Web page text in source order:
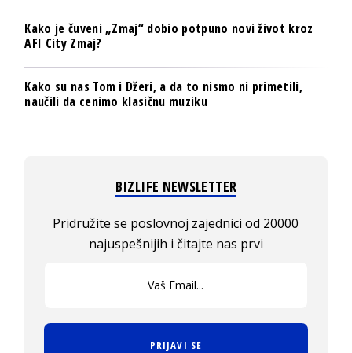
Kako je čuveni „Zmaj“ dobio potpuno novi život kroz
AFI City Zmaj?
Kako su nas Tom i Džeri, a da to nismo ni primetili,
naučili da cenimo klasičnu muziku
BIZLIFE NEWSLETTER
Pridružite se poslovnoj zajednici od 20000
najuspešnijih i čitajte nas prvi
PRIJAVI SE